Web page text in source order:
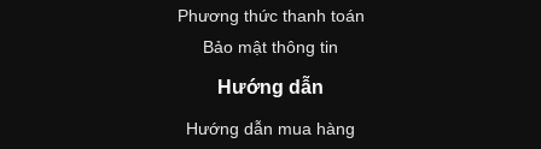
Phương thức thanh toán
Bảo mật thông tin
Hướng dẫn
Hướng dẫn mua hàng